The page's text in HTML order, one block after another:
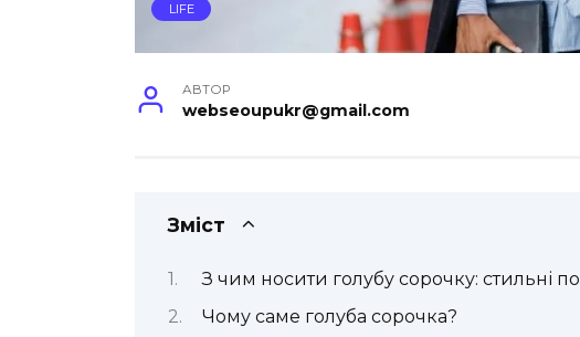
LIFE
АВТОР
webseoupukr@gmail.com
Зміст
З чим носити голубу сорочку: стильні
Чому саме голуба сорочка?